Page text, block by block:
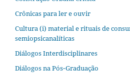
Crônicas para ler e ouvir
Cultura (i) material e rituais de
semiopsicanalíticas
Diálogos Interdisciplinares
Diálogos na Pós‐Graduação